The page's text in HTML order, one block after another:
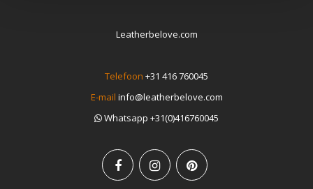
Leatherbelove.com
Telefoon +31 416 760045
E-mail info@leatherbelove.com
Whatsapp +31(0)416760045